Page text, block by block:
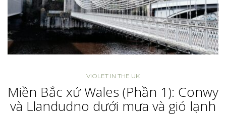
VIOLET IN THE UK
Miền Bắc xứ Wales (Phần 1): Conwy
và Llandudno dưới mưa và gió lạnh